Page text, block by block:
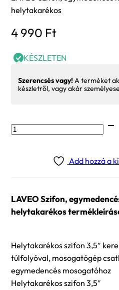
helytakarékos
4 990 Ft
KÉSZLETEN
Szerencsés vagy!A terméket
készletről, vagy akár
LAVEO
Szifon,
mosogatóhoz,
Add hozzá a
LAVEO Szifon,
helytakarékos
Helytakarékos szifon 3,5″
túlfolyóval, mosogatógép
egymedencés mosogatóhoz
Helytakarékos szifon 3,5″